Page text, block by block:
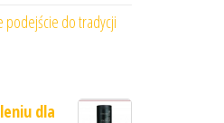
podejście do tradycji
dla